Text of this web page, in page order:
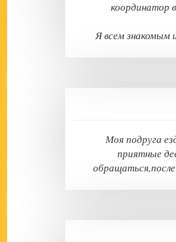
координатор
Я всем знакомым
Моя подруга
приятные